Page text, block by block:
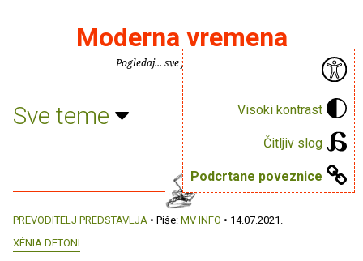
Visoki kontrast
Čitljiv slog
Podcrtane poveznice
Moderna vremena
Pogledaj... sve je puno knjiga.
Sve teme
PREVODITELJ PREDSTAVLJA • Piše: MV INFO • 14.07.2021.
XÉNIA DETONI